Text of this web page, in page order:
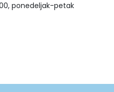
ponedeljak-petak